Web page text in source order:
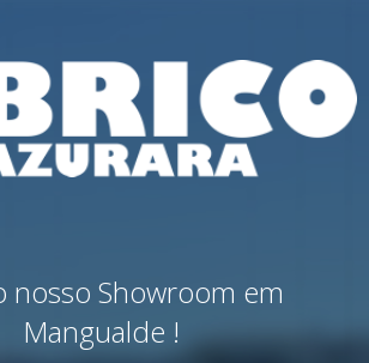
nosso Showroom em
Mangualde !